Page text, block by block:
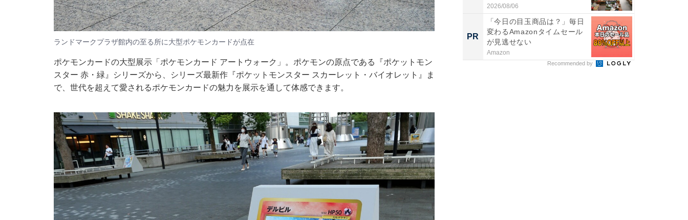
ランドマークプラザ館内の至る所に大型ポケモンカードが点在
ポケモンカードの大型展示「ポケモンカード アートウォーク」。ポケモンの原点である『ポケットモン
スター 赤・緑』シリーズから、シリーズ最新作『ポケットモンスター スカーレット・バイオレット』ま
で、世代を超えて愛されるポケモンカードの魅力を展示を通して体感できます。
ー...
2026/08/06
PR
「今日の目玉商品は？」毎日
変わるAmazonタイムセール
が見逃せない
Amazon
Recommended by